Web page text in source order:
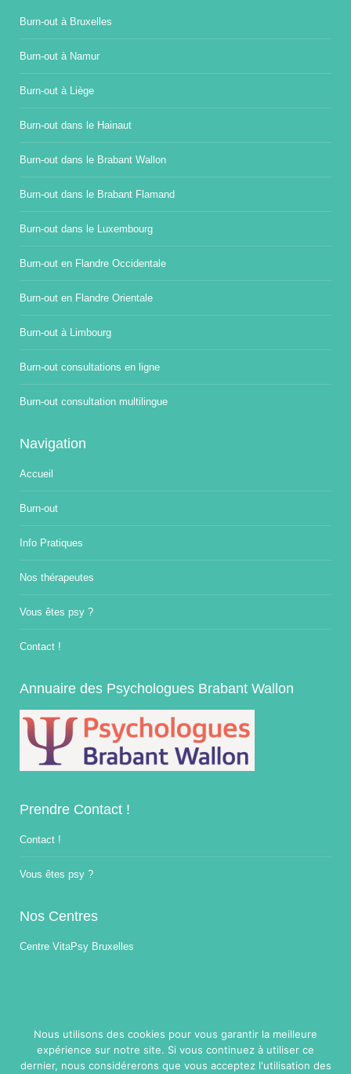
Burn-out à Bruxelles
Burn-out à Namur
Burn-out à Liège
Burn-out dans le Hainaut
Burn-out dans le Brabant Wallon
Burn-out dans le Brabant Flamand
Burn-out dans le Luxembourg
Burn-out en Flandre Occidentale
Burn-out en Flandre Orientale
Burn-out à Limbourg
Burn-out consultations en ligne
Burn-out consultation multilingue
Navigation
Accueil
Burn-out
Info Pratiques
Nos thérapeutes
Vous êtes psy ?
Contact !
Annuaire des Psychologues Brabant Wallon
Prendre Contact !
Contact !
Vous êtes psy ?
Nos Centres
Centre VitaPsy Bruxelles
Copyright © 2014-2026Traitement Burnout.Tous droits réservés.
Powered byPrivium – Des services qui soutiennent vos soins. Pour
Nous utilisons des cookies pour vous garantir la meilleure
expérience sur notre site. Si vous continuez à utiliser ce
dernier, nous considérerons que vous acceptez l'utilisation des